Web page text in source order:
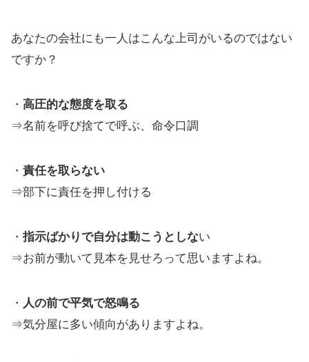
あなたの会社にも一人はこんな上司がいるのではない
ですか？
・ 高圧的な態度を取る
⇒名前を呼び捨てで呼ぶ、命令口調
・ 責任を取らない
⇒部下に責任を押し付ける
・ 指示ばかりで自分は動こうとしない
⇒お前が動いて見本を見せろって思いますよね。
・ 人の前で平気で怒鳴る
⇒気分屋に多い傾向がありますよね。